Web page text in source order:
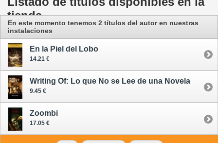
tienda
En este momento tenemos 2 títulos del autoren nuestras
instalaciones
En la Piel del Lobo
14.21 €
Writing Of: Lo que No se Lee de una Novela
9.45 €
Zoombi
17.05 €